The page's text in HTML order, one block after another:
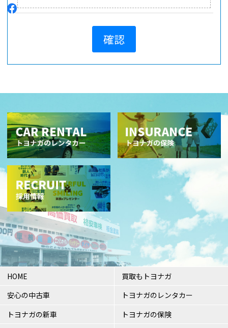
確認
HOME
安心の中古車
トヨナガの新車
買取もトヨナガ
トヨナガのレンタカー
トヨナガの保険